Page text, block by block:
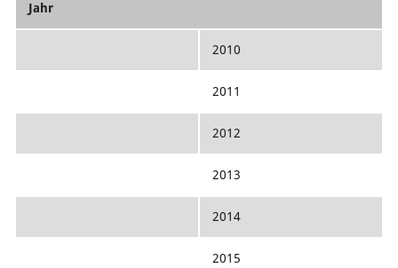
Jahr
2010
2011
2012
2013
2014
2015